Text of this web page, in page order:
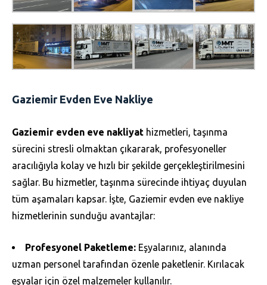
Gaziemir Evden Eve Nakliye
Gaziemir evden eve nakliyat hizmetleri, taşınma
sürecini stresli olmaktan çıkararak, profesyoneller
aracılığıyla kolay ve hızlı bir şekilde gerçekleştirilmesini
sağlar. Bu hizmetler, taşınma sürecinde ihtiyaç duyulan
tüm aşamaları kapsar. İşte, Gaziemir evden eve nakliye
hizmetlerinin sunduğu avantajlar:
Profesyonel Paketleme: Eşyalarınız, alanında
uzman personel tarafından özenle paketlenir. Kırılacak
eşyalar için özel malzemeler kullanılır.